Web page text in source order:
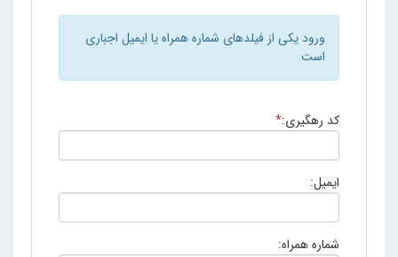
ورود یکی از فیلدهای شماره همراه یا ایمیل اجباری
است
کد رهگیری:*
ایمیل:
شماره همراه: